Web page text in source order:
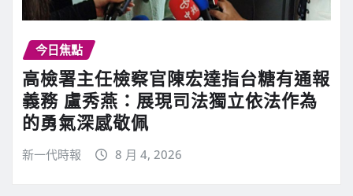
今日焦點
高檢署主任檢察官陳宏達指台糖有通報
義務 盧秀燕：展現司法獨立依法作為
的勇氣深感敬佩
新一代時報 8 月 4, 2026